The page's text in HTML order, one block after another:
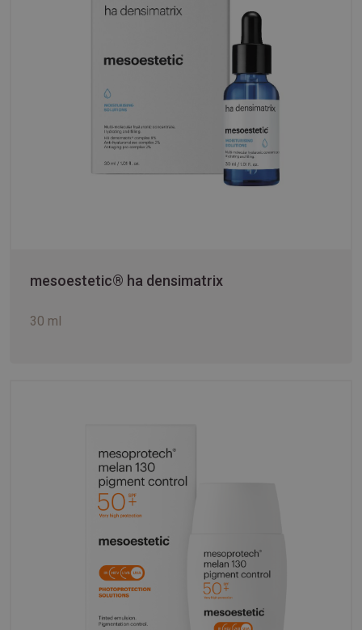
mesoestetic® ha densimatrix
30 ml